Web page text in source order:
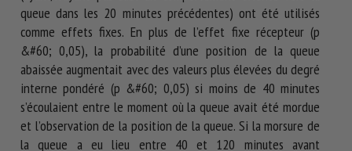
queue dans les 20 minutes précédentes) ont été utilisés
comme effets fixes. En plus de l’effet fixe récepteur (p
&#60; 0,05), la probabilité d’une position de la queue
abaissée augmentait avec des valeurs plus élevées du degré
interne pondéré (p &#60; 0,05) si moins de 40 minutes
s’écoulaient entre le moment où la queue avait été mordue
et l’observation de la position de la queue. Si la morsure de
la queue a eu lieu entre 40 et 120 minutes avant